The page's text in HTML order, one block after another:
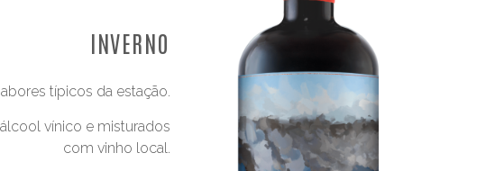
INVERNO
típicos da estação.
vínico e misturados
com vinho local.